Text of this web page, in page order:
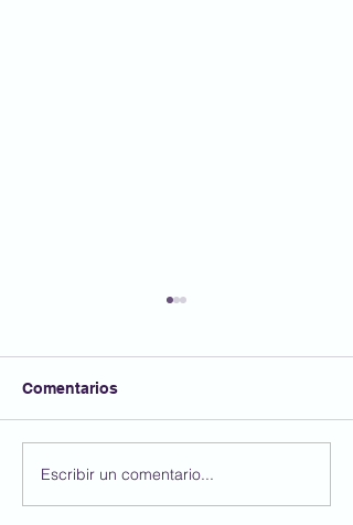
Comentarios
Escribir un comentario...